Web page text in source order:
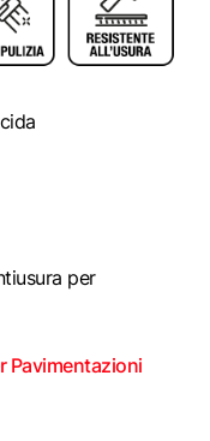
per
Pavimentazioni